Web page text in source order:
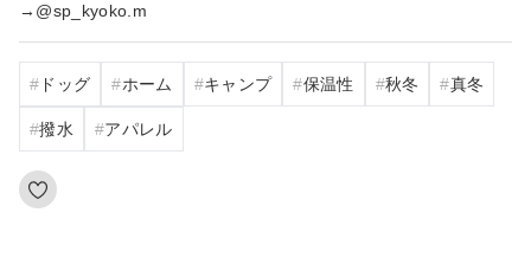
→@sp_kyoko.m
ドッグ ホーム キャンプ 保温性 秋冬 真冬
撥水 アパレル